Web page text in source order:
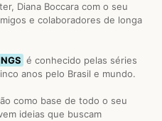
Diana Boccara com o seu
e colaboradores de longa
é conhecido pelas séries
anos pelo Brasil e mundo.
como base de todo o seu
ideias que buscam